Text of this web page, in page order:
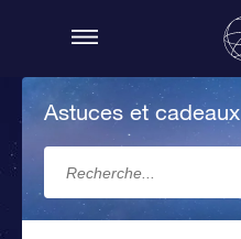
Astuces et cadeaux